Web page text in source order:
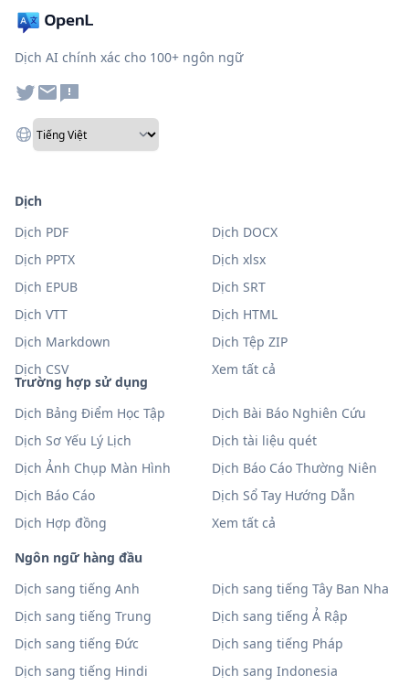
Dịch AI chính xác cho 100+ ngôn ngữ
Trường hợp sử dụng
Dịch Bảng Điểm Học Tập
Dịch Bài Báo Nghiên Cứu
Dịch Sơ Yếu Lý Lịch
Dịch tài liệu quét
Dịch Ảnh Chụp Màn Hình
Dịch Báo Cáo Thường Niên
Dịch Báo Cáo
Dịch Sổ Tay Hướng Dẫn
Dịch Hợp đồng
Xem tất cả
Ngôn ngữ hàng đầu
Dịch sang tiếng Anh
Dịch sang tiếng Tây Ban Nha
Dịch sang tiếng Trung
Dịch sang tiếng Ả Rập
Dịch sang tiếng Đức
Dịch sang tiếng Pháp
Dịch sang tiếng Hindi
Dịch sang Indonesia
Dịch
Dịch PDF
Dịch DOCX
Dịch PPTX
Dịch xlsx
Dịch EPUB
Dịch SRT
Dịch VTT
Dịch HTML
Dịch Markdown
Dịch Tệp ZIP
Dịch CSV
Xem tất cả